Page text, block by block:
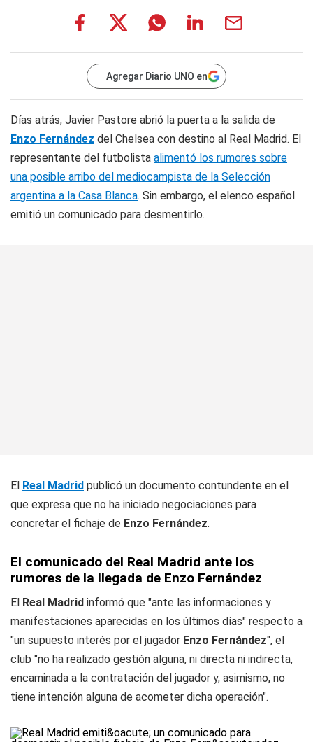
Agregar Diario UNO en
Días atrás, Javier Pastore abrió la puerta a la salida de
Enzo Fernández del Chelsea con destino al Real Madrid. El
representante del futbolista alimentó los rumores sobre
una posible arribo del mediocampista de la Selección
argentina a la Casa Blanca. Sin embargo, el elenco español
emitió un comunicado para desmentirlo.
El Real Madrid publicó un documento contundente en el
que expresa que no ha iniciado negociaciones para
concretar el fichaje de Enzo Fernández.
El comunicado del Real Madrid ante los
rumores de la llegada de Enzo Fernández
El Real Madrid informó que "ante las informaciones y
manifestaciones aparecidas en los últimos días" respecto a
"un supuesto interés por el jugador Enzo Fernández", el
club "no ha realizado gestión alguna, ni directa ni indirecta,
encaminada a la contratación del jugador y, asimismo, no
tiene intención alguna de acometer dicha operación".